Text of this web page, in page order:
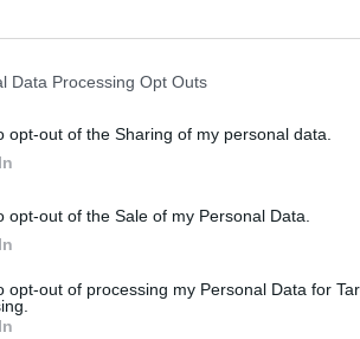
Data Processing Opt Outs
opt-out of the Sharing of my personal data.
opt-out of the Sale of my Personal Data.
opt-out of processing my Personal Data for
Karšta A. Kasparavičiaus ir Ž
diskusija: Rusija – Europos